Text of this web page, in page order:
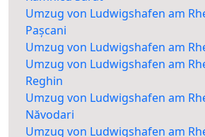
Umzug von Ludwigshafen am
Pașcani
Umzug von Ludwigshafen am
Umzug von Ludwigshafen am
Reghin
Umzug von Ludwigshafen am
Năvodari
Umzug von Ludwigshafen am